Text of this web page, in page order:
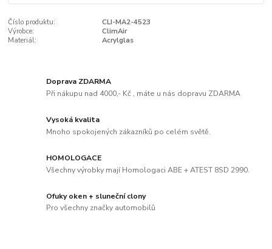
Číslo produktu:
CLI-MA2-4523
Výrobce:
ClimAir
Materiál:
Acrylglas
Doprava ZDARMA
Při nákupu nad 4000,- Kč , máte u nás dopravu ZDARMA
Vysoká kvalita
Mnoho spokojených zákazníků po celém světě.
HOMOLOGACE
Všechny výrobky mají Homologaci ABE + ATEST 8SD 2990.
Ofuky oken + sluneční clony
Pro všechny značky automobilů